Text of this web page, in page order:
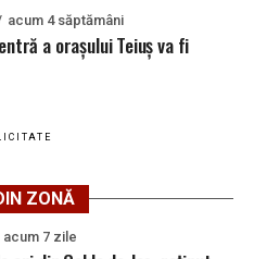
partenera
cercetările continuă sub
de amenințare și
pe Google
acum 4 săptămâni
a orașului Teiuș va fi
ZONĂ
acum 7 zile